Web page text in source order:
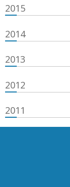
2015
2014
2013
2012
2011